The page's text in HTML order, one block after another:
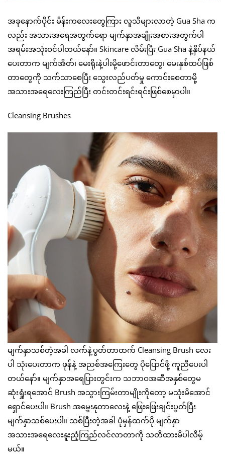
အခုနောက်ပိုင်း မိန်းကလေးတွေကြား လူသိများလာတဲ့ Gua Sha က
လည်း အသားအရေအတွက်ရော မျက်နှာအချိုးအစားအတွက်ပါ
အရမ်းအသုံးဝင်ပါတယ်နော်။ Skincare လိမ်းပြီး Gua Sha နဲ့နှိပ်နယ်
ပေးတာက မျက်အိတ်၊ မေးရိုးနဲ့ပါးမို့ဖောင်းတာတွေ၊ မေးနှစ်ထပ်ဖြစ်
တာတွေကို သက်သာစေပြီး သွေးလည်ပတ်မှု ကောင်းစေတာမို့
အသားအရေလေးကြည်ပြီး တင်းတင်းရင်းရင်းဖြစ်စေမှာပါ။
Cleansing Brushes
မျက်နှာသစ်တဲ့အခါ လက်နဲ့ပွတ်တာထက် Cleansing Brush လေး
ပါ သုံးပေးတာက ဖုန်နဲ့ အညစ်အကြေးတွေ ပိုပြောင်ဖို့ ကူညီပေးပါ
တယ်နော်။ မျက်နှာအရေပြားတွင်းက သဘာဝအဆီအနှစ်တွေမ
ဆုံးရှုံးရအောင် Brush အသွားကြမ်းတာမျိုးကိုတော့ မသုံးမိအောင်
ရှောင်ပေးပါ။ Brush အမွှေးနုတာလေးနဲ့ ဖြေးဖြေးချင်းပွတ်ပြီး
မျက်နှာသစ်ပေးပါ။ သစ်ပြီးတဲ့အခါ ပုံမှန်ထက်ပို မျက်နှာ
အသားအရေလေးနူးညံ့ကြည်လင်လာတာကို သတိထားမိပါလိမ့်
မယ်။